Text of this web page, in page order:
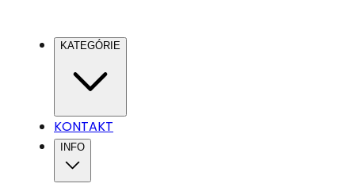
KATEGÓRIE
KONTAKT
INFO